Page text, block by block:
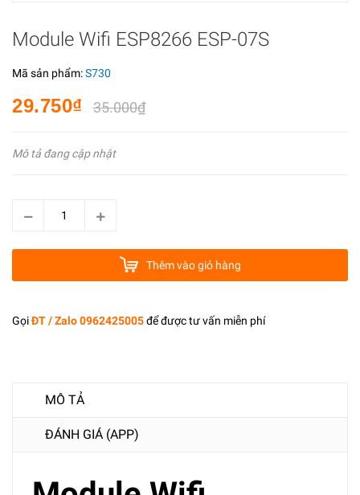
Module Wifi ESP8266 ESP-07S
Mã sản phẩm:S730
29.750₫ 35.000₫
Mô tả đang cập nhật
Thêm vào giỏ hàng
GọiĐT / Zalo 0962425005để được tư vấn miễn phí
MÔ TẢ
ĐÁNH GIÁ (APP)